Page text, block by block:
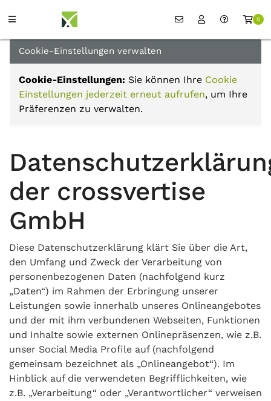
0
Cookie-Einstellungen verwalten
Cookie-Einstellungen: Sie können Ihre Cookie
Einstellungen jederzeit erneut aufrufen, um Ihre
Präferenzen zu verwalten.
der crossvertise
GmbH
Diese Datenschutzerklärung klärt Sie über die Art,
den Umfang und Zweck der Verarbeitung von
personenbezogenen Daten (nachfolgend kurz
„Daten“) im Rahmen der Erbringung unserer
Leistungen sowie innerhalb unseres Onlineangebotes
und der mit ihm verbundenen Webseiten, Funktionen
und Inhalte sowie externen Onlinepräsenzen, wie z.B.
unser Social Media Profile auf (nachfolgend
gemeinsam bezeichnet als „Onlineangebot“). Im
Hinblick auf die verwendeten Begrifflichkeiten, wie
z.B. „Verarbeitung“ oder „Verantwortlicher“ verweisen